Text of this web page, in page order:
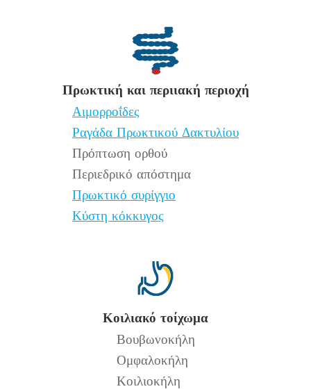
Πρωκτική και περιιακή περιοχή
Αιμορροΐδες
Ραγάδα Πρωκτικού Δακτυλίου
Πρόπτωση ορθού
Περιεδρικό απόστημα
Πρωκτικό συρίγγιο
Κύστη κόκκυγος
Κοιλιακό τοίχωμα
Βουβωνοκήλη
Ομφαλοκήλη
Κοιλιοκήλη